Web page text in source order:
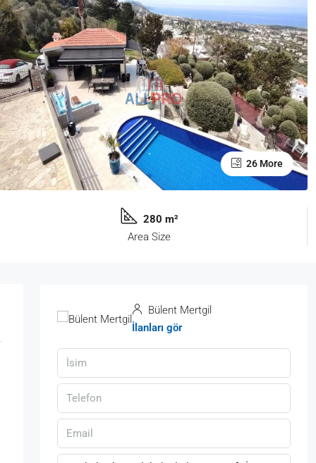
26 More
280 m²
Area Size
Bülent Mertgil
İlanları gör